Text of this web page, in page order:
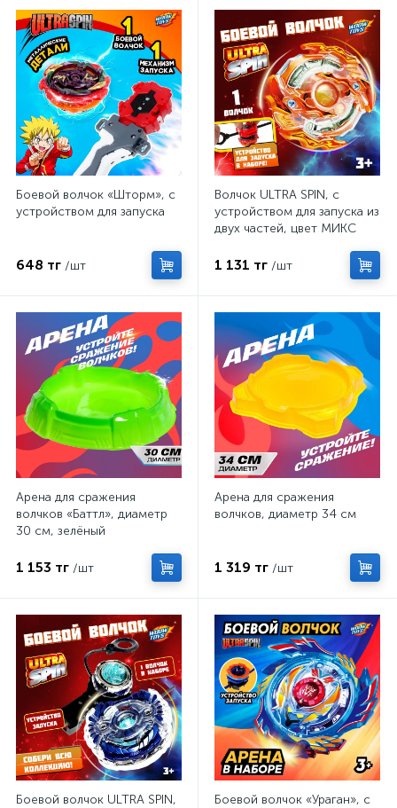
Боевой волчок «Шторм», с
устройством для запуска
648 тг /шт
Волчок ULTRA SPIN, с
устройством для запуска из
двух частей, цвет МИКС
1 131 тг /шт
Арена для сражения
волчков «Баттл», диаметр
30 см, зелёный
1 153 тг /шт
Арена для сражения
волчков, диаметр 34 см
1 319 тг /шт
Боевой волчок ULTRA SPIN,
Боевой волчок «Ураган», с